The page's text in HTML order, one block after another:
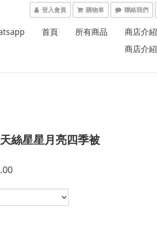
登入會員 購物車 聯絡我們
首頁 所有商品
商店介紹
商店介紹
絲星星月亮四季被